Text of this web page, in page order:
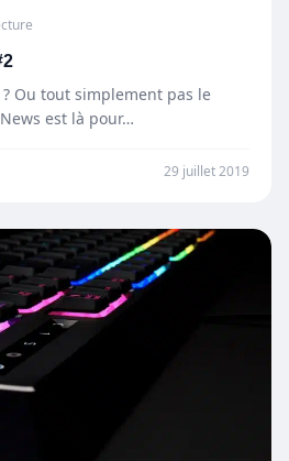
Ou tout simplement pas le
est là pour…
29 juillet 2019